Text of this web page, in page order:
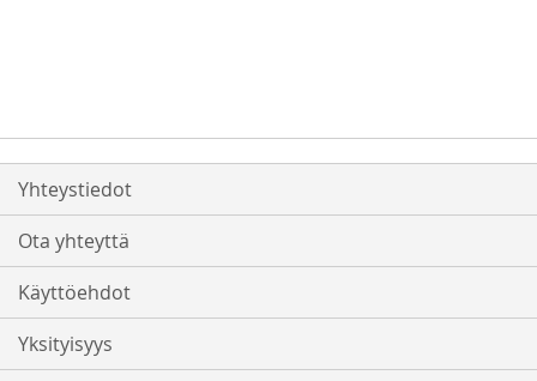
Yhteystiedot
Ota yhteyttä
Käyttöehdot
Yksityisyys